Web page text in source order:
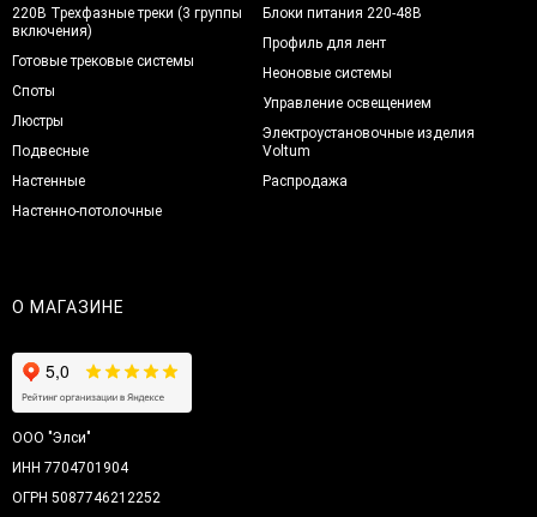
220В Трехфазные треки (3 группы
включения)
Готовые трековые системы
Споты
Люстры
Подвесные
Настенные
Настенно-потолочные
Блоки питания 220-48В
Профиль для лент
Неоновые системы
Управление освещением
Электроустановочные изделия
Voltum
Распродажа
О МАГАЗИНЕ
ООО "Элси"
ИНН 7704701904
ОГРН 5087746212252